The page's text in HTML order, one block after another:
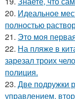
20. Идеальное
полностью
21. Это моя
22. На пляже в
зарезал троих
полиция.
23. Две подружки
управлением,